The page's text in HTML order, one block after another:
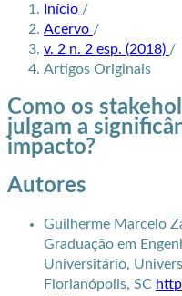
Início /
Acervo /
v. 2 n. 2 esp. (2018) /
Artigos Originais
Como os
julgam a
impacto?
Autores
Guilherme Marcelo
Graduação em
Universitário,
Florianópolis, SC